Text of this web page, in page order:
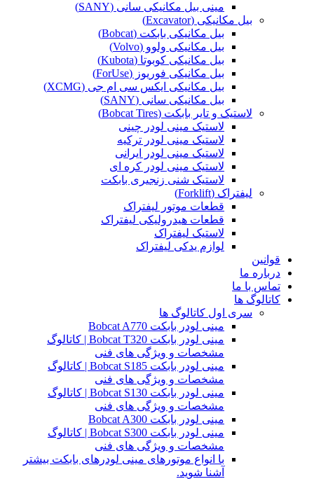
مینی بیل مکانیکی سانی (SANY)
بیل مکانیکی (Excavator)
بیل مکانیکی بابکت (Bobcat)
بیل مکانیکی ولوو (Volvo)
بیل مکانیکی کوبوتا (Kubota)
بیل مکانیکی فوریوز (ForUse)
بیل مکانیکی ایکس سی ام جی (XCMG)
بیل مکانیکی سانی (SANY)
لاستیک و تایر بابکت (Bobcat Tires)
لاستیک مینی لودر چینی
لاستیک مینی لودر ترکیه
لاستیک مینی لودر ایرانی
لاستیک مینی لودر کره ای
لاستیک شنی زنجیری بابکت
لیفتراک (Forklift)
قطعات موتور لیفتراک
قطعات هیدرولیکی لیفتراک
لاستیک لیفتراک
لوازم یدکی لیفتراک
قوانین
درباره ما
تماس با ما
کاتالوگ ها
سری اول کاتالوگ ها
مینی لودر بابکت Bobcat A770
مینی لودر بابکت Bobcat T320 | کاتالوگ
مشخصات و ویژگی های فنی
مینی لودر بابکت Bobcat S185 | کاتالوگ
مشخصات و ویژگی های فنی
مینی لودر بابکت Bobcat S130 | کاتالوگ
مشخصات و ویژگی های فنی
مینی لودر بابکت Bobcat A300
مینی لودر بابکت Bobcat S300 | کاتالوگ
مشخصات و ویژگی های فنی
با انواع موتورهای مینی لودرهای بابکت بیشتر
آشنا شوید.